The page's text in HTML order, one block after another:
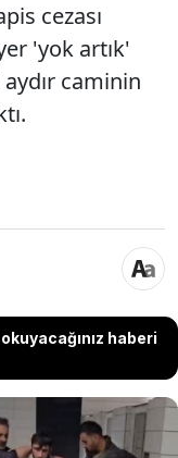
cezası
'yok artık'
caminin
haberi